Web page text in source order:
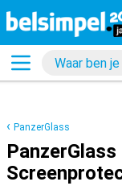
PanzerGlass
PanzerGlass